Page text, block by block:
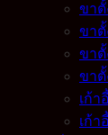
ขาตั้
ขาตั้
ขาตั้
ขาตั้
เก้า
เก้า